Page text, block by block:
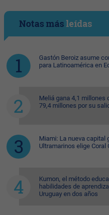
Notas másleídas
Gastón Beroiz asume
para Latinoamérica en
Meliá gana 4,1 millones
79,4 millones por su
Miami: La nueva capital
Ultramarinos elige
Kumon, el método
habilidades de
Uruguay en dos años